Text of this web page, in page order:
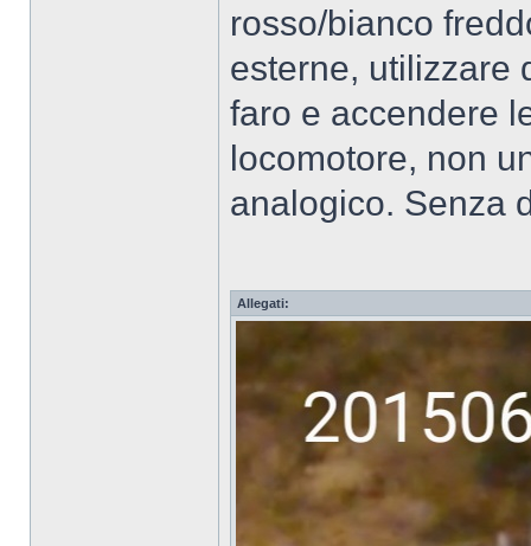
rosso/bianco
esterne, utilizzare
faro e accendere
locomotore, non
analogico. Senza
Allegati: